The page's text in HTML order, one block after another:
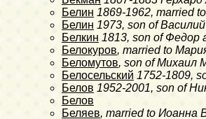
Белин 1869-1962, married
Белин 1973, son of
Белкин 1813, son of Федор
Белокуров, married to
Беломутов, son of Михаил
Белосельский 1752-1809,
Белов 1952-2001, son of
Белов
Беляев, married to Иоанна